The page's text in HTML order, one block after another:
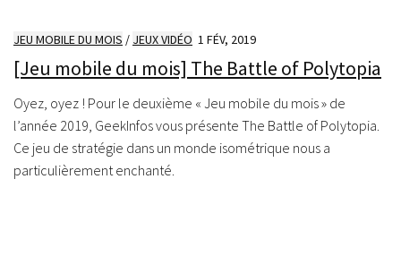
JEU MOBILE DU MOIS / JEUX VIDÉO 1 FÉV, 2019
[Jeu mobile du mois] The Battle of Polytopia
Oyez, oyez ! Pour le deuxième « Jeu mobile du mois » de
l’année 2019, GeekInfos vous présente The Battle of Polytopia.
Ce jeu de stratégie dans un monde isométrique nous a
particulièrement enchanté.